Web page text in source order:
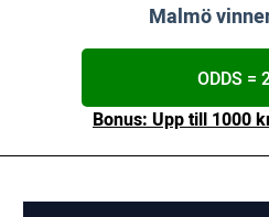
Malmö
ODDS =
Bonus: Upp till 1000